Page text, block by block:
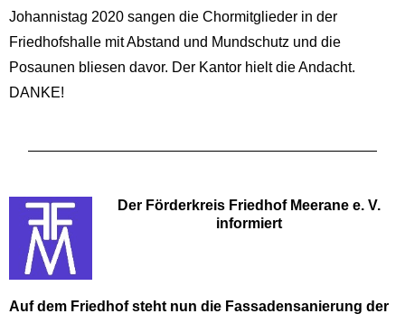
Johannistag 2020 sangen die Chormitglieder in der
Friedhofshalle mit Abstand und Mundschutz und die
Posaunen bliesen davor. Der Kantor hielt die Andacht.
DANKE!
Der Förderkreis Friedhof Meerane e. V.
informiert
Auf dem Friedhof steht nun die Fassadensanierung der